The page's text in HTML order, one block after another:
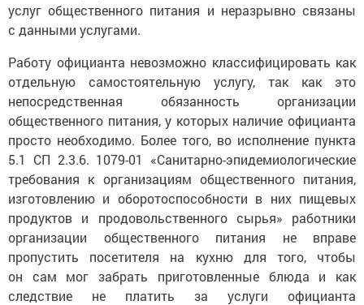
услуг общественного питания и неразрывно связаны
с данными услугами.
Работу официанта невозможно классифицировать как
отдельную самостоятельную услугу, так как это
непосредственная обязанность организации
общественного питания, у которых наличие официанта
просто необходимо. Более того, во исполнение пункта
5.1 СП 2.3.6. 1079-01 «Санитарно-эпидемиологические
требования к организациям общественного питания,
изготовлению и оборотоспособности в них пищевых
продуктов и продовольственного сырья» работники
организации общественного питания не вправе
пропустить посетителя на кухню для того, чтобы
он сам мог забрать приготовленные блюда и как
следствие не платить за услуги официанта